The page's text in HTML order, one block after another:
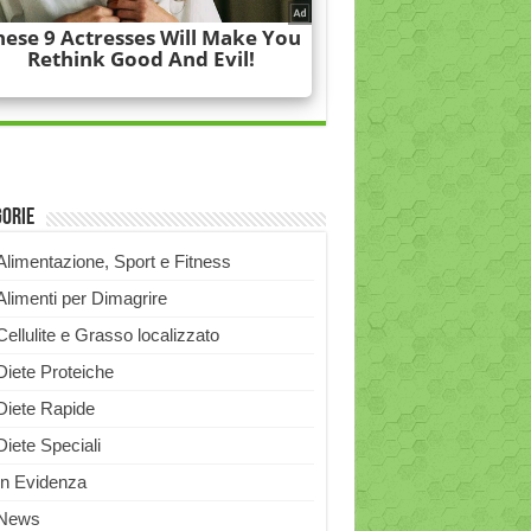
Sport e Fitness
per Dimagrire
e Grasso localizzato
Proteiche
Rapide
Speciali
Evidenza